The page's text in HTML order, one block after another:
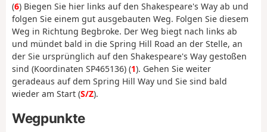
(6) Biegen Sie hier links auf den Shakespeare's Way ab und
folgen Sie einem gut ausgebauten Weg. Folgen Sie diesem
Weg in Richtung Begbroke. Der Weg biegt nach links ab
und mündet bald in die Spring Hill Road an der Stelle, an
der Sie ursprünglich auf den Shakespeare's Way gestoßen
sind (Koordinaten SP465136) (1). Gehen Sie weiter
geradeaus auf dem Spring Hill Way und Sie sind bald
wieder am Start (S/Z).
Wegpunkte